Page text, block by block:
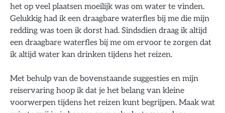
het op veel plaatsen moeilijk was om water te vinden.
Gelukkig had ik een draagbare waterfles bij me die mijn
redding was toen ik dorst had. Sindsdien draag ik altijd
een draagbare waterfles bij me om ervoor te zorgen dat
ik altijd water kan drinken tijdens het reizen.
Met behulp van de bovenstaande suggesties en mijn
reiservaring hoop ik dat je het belang van kleine
voorwerpen tijdens het reizen kunt begrijpen. Maak wat